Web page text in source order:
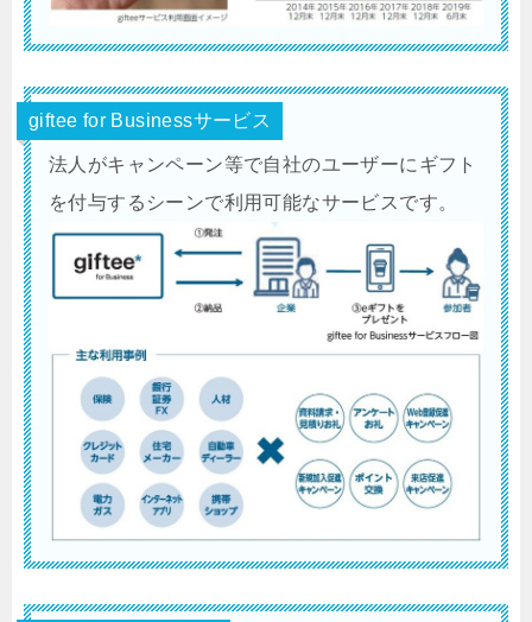
giftee for Businessサービス
法人がキャンペーン等で自社のユーザーにギフト
を付与するシーンで利用可能なサービスです。